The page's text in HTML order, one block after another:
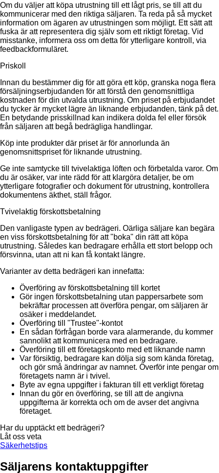
Om du väljer att köpa utrustning till ett lågt pris, se till att du
kommunicerar med den riktiga säljaren. Ta reda på så mycket
information om ägaren av utrustningen som möjligt. Ett sätt att
fuska är att representera dig själv som ett riktigt företag. Vid
misstanke, informera oss om detta för ytterligare kontroll, via
feedbackformuläret.
Priskoll
Innan du bestämmer dig för att göra ett köp, granska noga flera
försäljningserbjudanden för att förstå den genomsnittliga
kostnaden för din utvalda utrustning. Om priset på erbjudandet
du tycker är mycket lägre än liknande erbjudanden, tänk på det.
En betydande prisskillnad kan indikera dolda fel eller försök
från säljaren att begå bedrägliga handlingar.
Köp inte produkter där priset är för annorlunda än
genomsnittspriset för liknande utrustning.
Ge inte samtycke till tvivelaktiga löften och förbetalda varor. Om
du är osäker, var inte rädd för att klargöra detaljer, be om
ytterligare fotografier och dokument för utrustning, kontrollera
dokumentens äkthet, ställ frågor.
Tvivelaktig förskottsbetalning
Den vanligaste typen av bedrägeri. Oärliga säljare kan begära
en viss förskottsbetalning för att "boka" din rätt att köpa
utrustning. Således kan bedragare erhålla ett stort belopp och
försvinna, utan att ni kan få kontakt längre.
Varianter av detta bedrägeri kan innefatta:
Överföring av förskottsbetalning till kortet
Gör ingen förskottsbetalning utan pappersarbete som
bekräftar processen att överföra pengar, om säljaren är
osäker i meddelandet.
Överföring till "Trustee"-kontot
En sådan förfrågan borde vara alarmerande, du kommer
sannolikt att kommunicera med en bedragare.
Överföring till ett företagskonto med ett liknande namn
Var försiktig, bedragare kan dölja sig som kända företag,
och gör små ändringar av namnet. Överför inte pengar om
företagets namn är i tvivel.
Byte av egna uppgifter i fakturan till ett verkligt företag
Innan du gör en överföring, se till att de angivna
uppgifterna är korrekta och om de avser det angivna
företaget.
Har du upptäckt ett bedrägeri?
Låt oss veta
Säkerhetstips
Säljarens kontaktuppgifter